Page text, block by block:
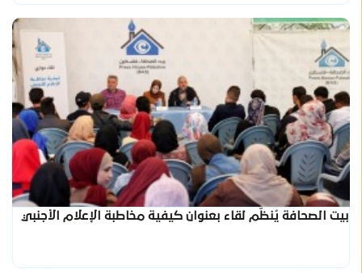
بيت الصحافة يُنظّم لقاء بعنوان كيفية مخاطبة الإعلام الأجنبي